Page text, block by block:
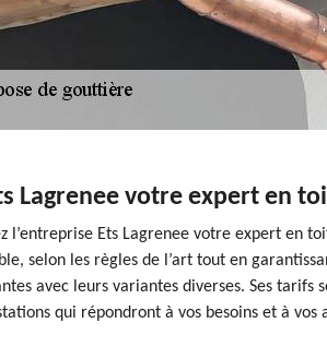
Lagrenee votre expert en
l’entreprise Ets Lagrenee votre expert en
selon les règles de l’art tout en
avec leurs variantes diverses. Ses tarifs
qui répondront à vos besoins et à vos